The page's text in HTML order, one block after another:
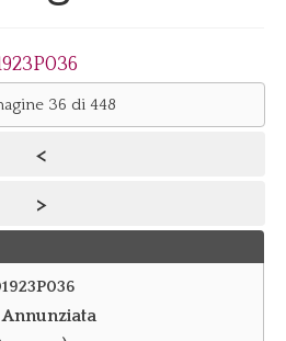
36 di 448
<
>
Annunziata